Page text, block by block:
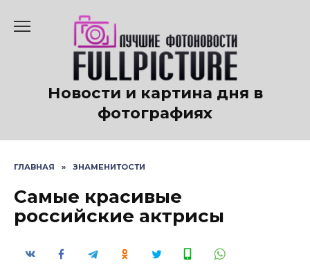
содержанию
Новости и картина дня в
фотографиях
ГЛАВНАЯ » ЗНАМЕНИТОСТИ
Самые красивые
российские актрисы